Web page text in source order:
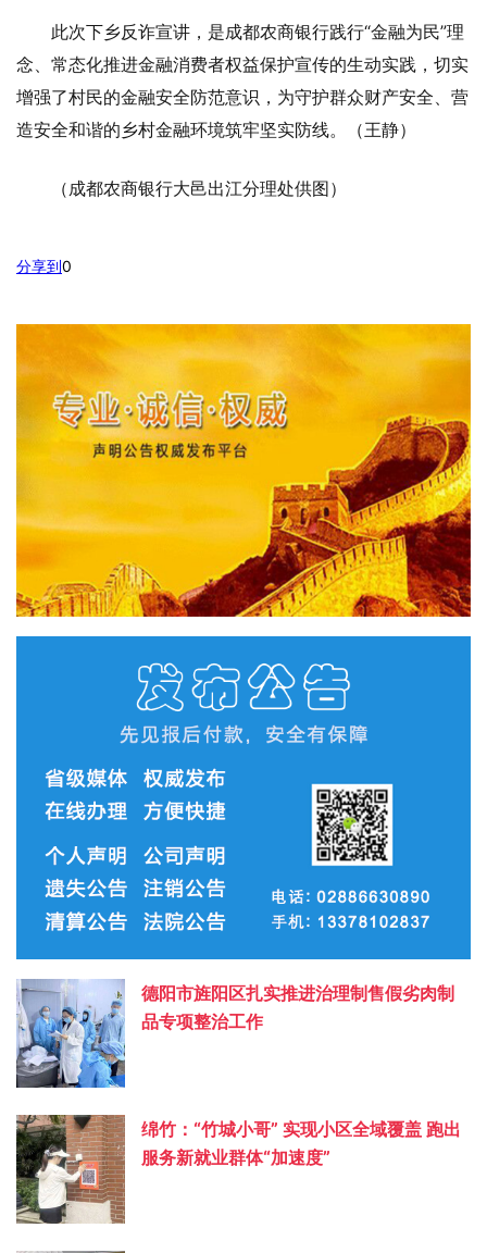
此次下乡反诈宣讲，是成都农商银行践行“金融为民”理
念、常态化推进金融消费者权益保护宣传的生动实践，切实
增强了村民的金融安全防范意识，为守护群众财产安全、营
造安全和谐的乡村金融环境筑牢坚实防线。（王静）
（成都农商银行大邑出江分理处供图）
分享到0
德阳市旌阳区扎实推进治理制售假劣肉制
品专项整治工作
绵竹：“竹城小哥” 实现小区全域覆盖 跑出
服务新就业群体“加速度”